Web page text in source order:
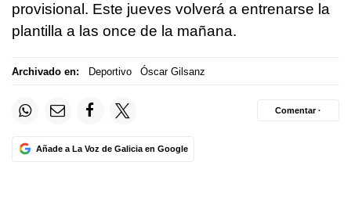
provisional. Este jueves volverá a entrenarse la
plantilla a las once de la mañana.
Archivado en: Deportivo Óscar Gilsanz
Añade a La Voz de Galicia en Google
Comentar ·